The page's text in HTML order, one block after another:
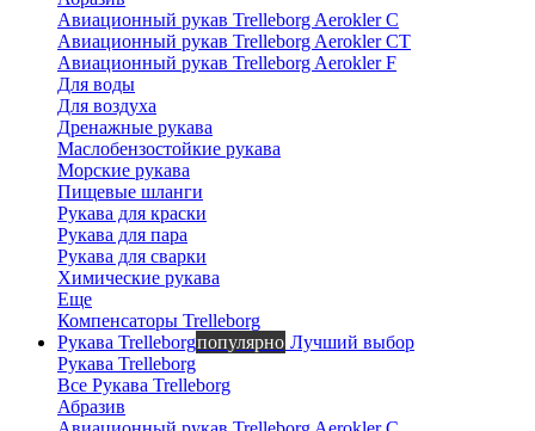
Авиационный рукав Trelleborg Aerokler C
Авиационный рукав Trelleborg Aerokler CT
Авиационный рукав Trelleborg Aerokler F
Для воды
Для воздуха
Дренажные рукава
Маслобензостойкие рукава
Морские рукава
Пищевые шланги
Рукава для краски
Рукава для пара
Рукава для сварки
Химические рукава
Еще
Компенсаторы Trelleborg
Рукава Trelleborgпопулярно Лучший выбор
Рукава Trelleborg
Все Рукава Trelleborg
Абразив